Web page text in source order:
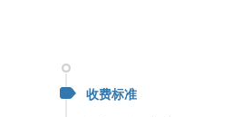
收费标准